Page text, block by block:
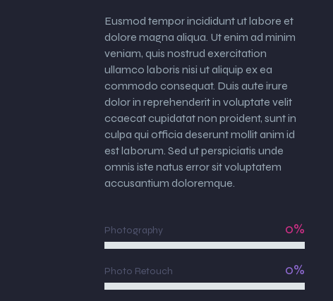
Eusmod tempor incididunt ut labore et
dolore magna aliqua. Ut enim ad minim
veniam, quis nostrud exercitation
ullamco laboris nisi ut aliquip ex ea
commodo consequat. Duis aute irure
dolor in reprehenderit in voluptate velit
ccaecat cupidatat non proident, sunt in
culpa qui officia deserunt mollit anim id
est laborum. Sed ut perspiciatis unde
omnis iste natus error sit voluptatem
accusantium doloremque.
Photography 0%
Photo Retouch 0%